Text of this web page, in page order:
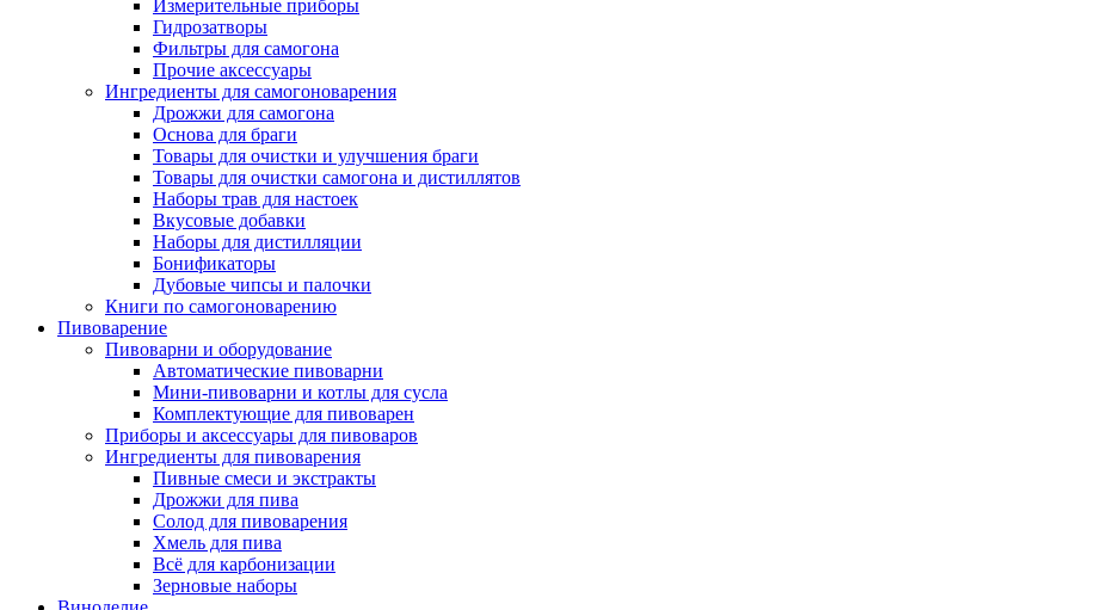
Измерительные приборы
Гидрозатворы
Фильтры для самогона
Прочие аксессуары
Ингредиенты для самогоноварения
Дрожжи для самогона
Основа для браги
Товары для очистки и улучшения браги
Товары для очистки самогона и дистиллятов
Наборы трав для настоек
Вкусовые добавки
Наборы для дистилляции
Бонификаторы
Дубовые чипсы и палочки
Книги по самогоноварению
Пивоварение
Пивоварни и оборудование
Автоматические пивоварни
Мини-пивоварни и котлы для сусла
Комплектующие для пивоварен
Приборы и аксессуары для пивоваров
Ингредиенты для пивоварения
Пивные смеси и экстракты
Дрожжи для пива
Солод для пивоварения
Хмель для пива
Всё для карбонизации
Зерновые наборы